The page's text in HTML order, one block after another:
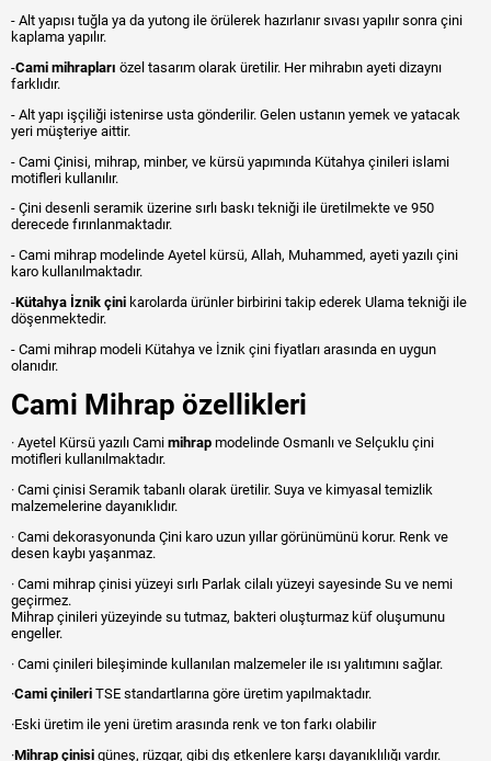
- Alt yapısı tuğla ya da yutong ile örülerek hazırlanır sıvası yapılır sonra çini
kaplama yapılır.
-Cami mihrapları özel tasarım olarak üretilir. Her mihrabın ayeti dizaynı
farklıdır.
- Alt yapı işçiliği istenirse usta gönderilir. Gelen ustanın yemek ve yatacak
yeri müşteriye aittir.
- Cami Çinisi, mihrap, minber, ve kürsü yapımında Kütahya çinileri islami
motifleri kullanılır.
- Çini desenli seramik üzerine sırlı baskı tekniği ile üretilmekte ve 950
derecede fırınlanmaktadır.
- Cami mihrap modelinde Ayetel kürsü, Allah, Muhammed, ayeti yazılı çini
karo kullanılmaktadır.
-Kütahya İznik çini karolarda ürünler birbirini takip ederek Ulama tekniği ile
döşenmektedir.
- Cami mihrap modeli Kütahya ve İznik çini fiyatları arasında en uygun
olanıdır.
Cami Mihrap özellikleri
· Ayetel Kürsü yazılı Cami mihrap modelinde Osmanlı ve Selçuklu çini
motifleri kullanılmaktadır.
· Cami çinisi Seramik tabanlı olarak üretilir. Suya ve kimyasal temizlik
malzemelerine dayanıklıdır.
· Cami dekorasyonunda Çini karo uzun yıllar görünümünü korur. Renk ve
desen kaybı yaşanmaz.
· Cami mihrap çinisi yüzeyi sırlı Parlak cilalı yüzeyi sayesinde Su ve nemi
geçirmez.
Mihrap çinileri yüzeyinde su tutmaz, bakteri oluşturmaz küf oluşumunu
engeller.
· Cami çinileri bileşiminde kullanılan malzemeler ile ısı yalıtımını sağlar.
·Cami çinileri TSE standartlarına göre üretim yapılmaktadır.
·Eski üretim ile yeni üretim arasında renk ve ton farkı olabilir
·Mihrap çinisi güneş, rüzgar, gibi dış etkenlere karşı dayanıklılığı vardır.